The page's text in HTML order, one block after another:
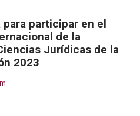
para participar en el
de la
Jurídicas de la
2023